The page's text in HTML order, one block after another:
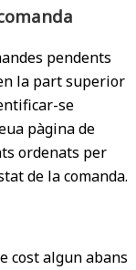
pendents
en la part superior
se
pàgina de
ordenats per
de la comanda.
cost algun abans